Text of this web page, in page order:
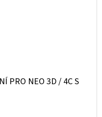
PRO NEO 3D / 4C S